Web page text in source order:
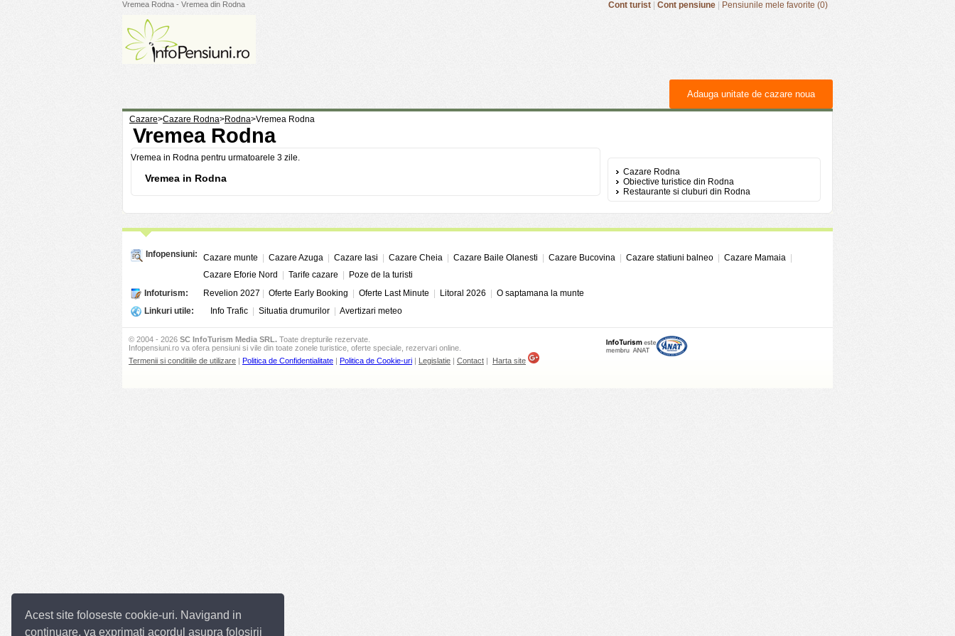
Acest site foloseste cookie-uri. Navigand in
continuare, va exprimati acordul asupra folosirii
Vremea Rodna - Vremea din Rodna Cont turist Cont pensiune Pensiunile mele favorite (0)
Adauga unitate de cazare noua
Cazare>Cazare Rodna>Rodna>Vremea Rodna
Vremea Rodna
Vremea in Rodna pentru urmatoarele 3 zile.
Vremea in Rodna
Cazare Rodna
Obiective turistice din Rodna
Restaurante si cluburi din Rodna
Infopensiuni: Cazare munte Cazare Azuga Cazare Iasi Cazare Cheia Cazare Baile Olanesti Cazare Bucovina Cazare statiuni balneo Cazare Mamaia
Cazare Eforie Nord
Tarife cazare
Poze de la turisti
Infoturism:
Revelion 2027 Oferte Early Booking Oferte Last Minute Litoral 2026
O saptamana la munte
Linkuri utile:
Info Trafic Situatia drumurilor Avertizari meteo
© 2004 - 2026 SC InfoTurism Media SRL. Toate drepturile rezervate.
Infopensiuni.ro va ofera pensiuni si vile din toate zonele turistice, oferte speciale, rezervari online.
Termenii si conditiile de utilizare | Politica de Confidentialitate | Politica de Cookie-uri | Legislatie | Contact | Harta site